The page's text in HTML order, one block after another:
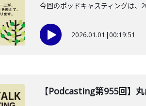
今回のポッドキャスティングは、
2026.01.01 |00:19:51
【Podcasting第955回】